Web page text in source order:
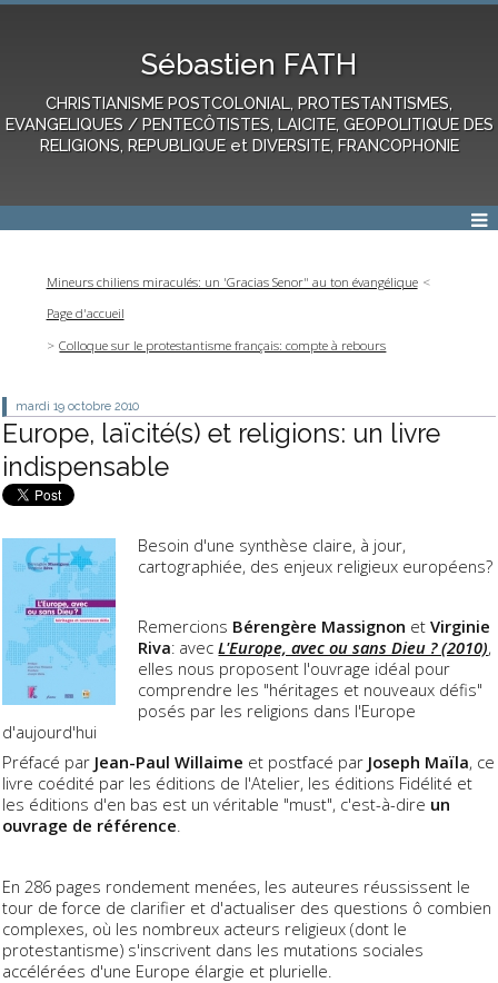
Sébastien FATH
CHRISTIANISME POSTCOLONIAL, PROTESTANTISMES,
EVANGELIQUES / PENTECÔTISTES, LAICITE, GEOPOLITIQUE DES
RELIGIONS, REPUBLIQUE et DIVERSITE, FRANCOPHONIE
Mineurs chiliens miraculés: un 'Gracias Senor" au ton évangélique
Page d'accueil
Colloque sur le protestantisme français: compte à rebours
mardi 19 octobre 2010
Europe, laïcité(s) et religions: un livre
indispensable
Besoin d'une synthèse claire, à jour,
cartographiée, des enjeux religieux européens?
Remercions Bérengère Massignon etVirginie
Riva: avecL'Europe, avec ou sans Dieu ? (2010),
elles nous proposent l'ouvrage idéal pour
comprendre les "héritages et nouveaux défis"
posés par les religions dans l'Europe
d'aujourd'hui
Préfacé par Jean-Paul Willaime et postfacé par Joseph Maïla, ce
livre coédité par les éditions de l'Atelier, les éditions Fidélité et
les éditions d'en bas est un véritable "must", c'est-à-dire un
ouvrage de référence.
En 286 pages rondement menées, les auteures réussissent le
tour de force de clarifier et d'actualiser des questions ô combien
complexes, où les nombreux acteurs religieux (dont le
protestantisme) s'inscrivent dans les mutations sociales
accélérées d'une Europe élargie et plurielle.